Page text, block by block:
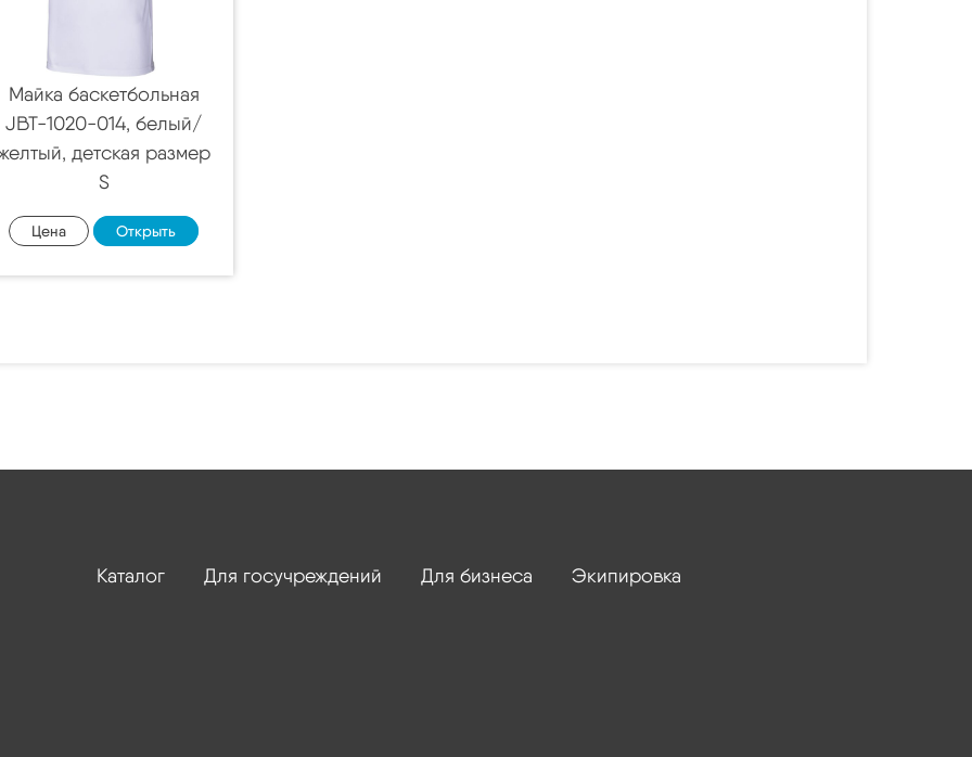
Майка баскетбольная
JBT-1020-014, белый/
детская размер
S
Цена Открыть
Каталог Для госучреждений Для бизнеса Экипировка